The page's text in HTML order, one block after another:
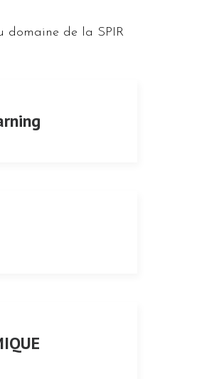
domaine de la SPIR